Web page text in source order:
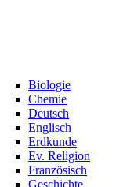
Biologie
Chemie
Deutsch
Englisch
Erdkunde
Ev. Religion
Französisch
Geschichte